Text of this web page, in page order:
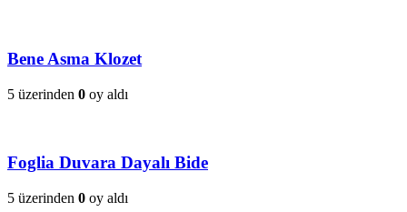
Bene Asma Klozet
5 üzerinden 0 oy aldı
Foglia Duvara Dayalı Bide
5 üzerinden 0 oy aldı